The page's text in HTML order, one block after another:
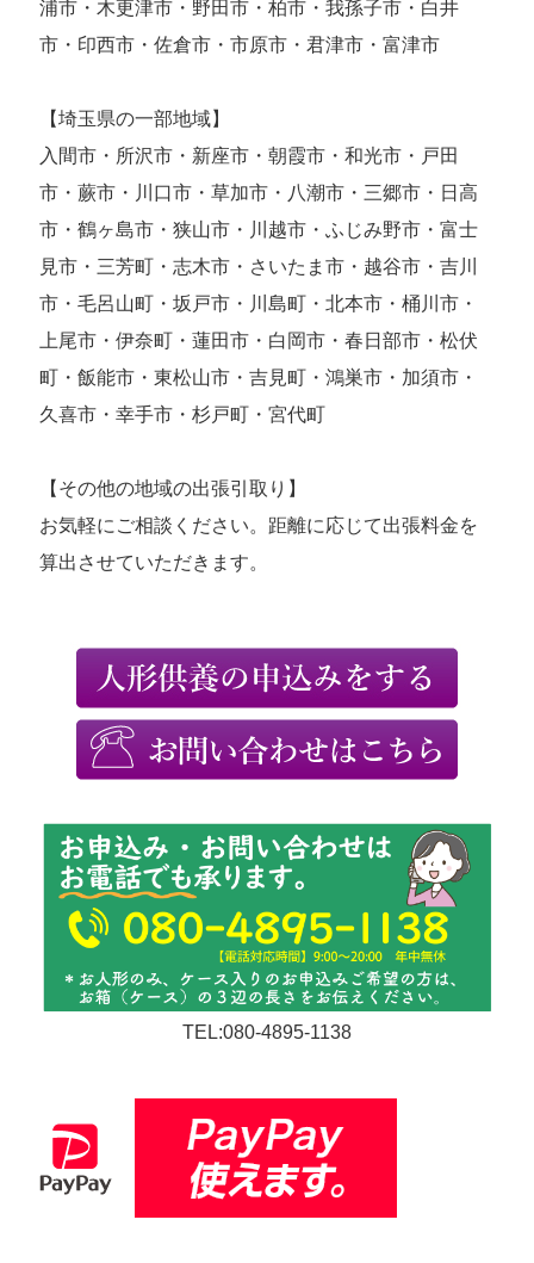
浦市・木更津市・野田市・柏市・我孫子市・白井
市・印西市・佐倉市・市原市・君津市・富津市
【埼玉県の一部地域】
入間市・所沢市・新座市・朝霞市・和光市・戸田
市・蕨市・川口市・草加市・八潮市・三郷市・日高
市・鶴ヶ島市・狭山市・川越市・ふじみ野市・富士
見市・三芳町・志木市・さいたま市・越谷市・吉川
市・毛呂山町・坂戸市・川島町・北本市・桶川市・
上尾市・伊奈町・蓮田市・白岡市・春日部市・松伏
町・飯能市・東松山市・吉見町・鴻巣市・加須市・
久喜市・幸手市・杉戸町・宮代町
【その他の地域の出張引取り】
お気軽にご相談ください。距離に応じて出張料金を
算出させていただきます。
TEL:080-4895-1138